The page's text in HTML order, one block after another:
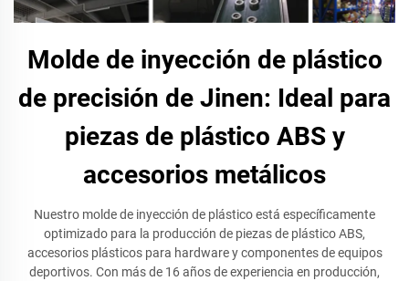
Molde de inyección de plástico
de precisión de Jinen: Ideal para
piezas de plástico ABS y
accesorios metálicos
Nuestro molde de inyección de plástico está específicamente
optimizado para la producción de piezas de plástico ABS,
accesorios plásticos para hardware y componentes de equipos
deportivos. Con más de 16 años de experiencia en producción,